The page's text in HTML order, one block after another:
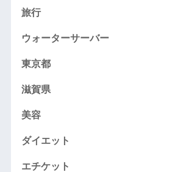
旅行
ウォーターサーバー
東京都
滋賀県
美容
ダイエット
エチケット